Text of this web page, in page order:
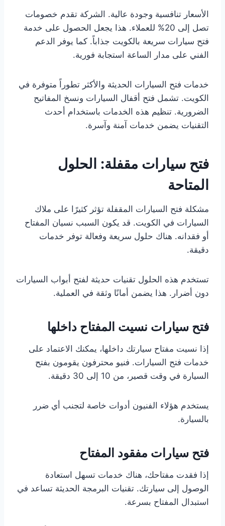
الأسعار تنافسية وجودة عالية. الشركة تقدم خصومات
تصل إلى 20% للعملاء. هذا يجعل الحصول على خدمة
فتح سيارات سريعة بالكويت جذاباً. كما يوفر الدعم
الفني على مدار الساعة استجابة فورية.
خدمات فتح السيارات الحديثة والأكثر تطوراً متوفرة في
الكويت. تشمل فتح أقفال السيارات ونسخ المفاتيح
الضرورية. تنظيم هذه الخدمات باستخدام أحدث
التقنيات يضمن خدمات آمنة وآسرة.
فتح سيارات مقفلة: الحلول
المتاحة
مشكلة فتح السيارات المقفلة تؤثر كثيرًا على ملاك
السيارات في الكويت. قد يكون السبب نسيان المفتاح
أو فقدانه. هناك حلول سريعة وفعالة توفر خدمات
دقيقة.
تستخدم هذه الحلول تقنيات حديثة لفتح أبواب السيارات
دون أضرار. هذا يضمن أمانًا وثقة في العملية.
فتح سيارات نسيت المفتاح داخلها
إذا نسيت مفتاح سيارتك داخلها، يمكنك الاعتماد على
خدمات فتح السيارات. فنيو محترفون يقومون بفتح
السيارة في وقت قصير، من 10 إلى 30 دقيقة.
يستخدم هؤلاء الفنيون أدوات خاصة لتجنب أي ضرر
بالسيارة.
فتح سيارات مفقود المفتاح
إذا فقدت مفتاحك، هناك خدمات تسهل استعادة
الوصول إلى سيارتك. تقنيات البرمجة الحديثة تساعد في
استبدال المفتاح بسرعة.